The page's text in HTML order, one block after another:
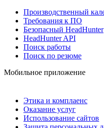
Производственный
Требования к ПО
Безопасный HeadHunter
HeadHunter API
Поиск работы
Поиск по резюме
Мобильное приложение
Этика и комплаенс
Оказание услуг
Использование сайтов